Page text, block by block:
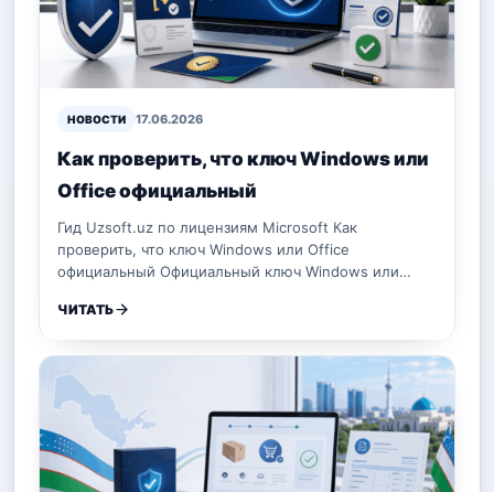
НОВОСТИ 17.06.2026
Как проверить, что ключ Windows или
Office официальный
Гид Uzsoft.uz по лицензиям Microsoft Как
проверить, что ключ Windows или Office
официальный Официальный ключ Windows или…
ЧИТАТЬ